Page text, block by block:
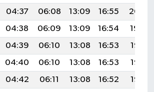
04:37 06:08 13:09 16:55
20:00
04:38 06:09 13:09 16:54
19:59
04:39 06:10 13:08 16:53
19:57
04:40 06:10 13:08 16:53
19:56
04:42 06:11 13:08 16:52
19:55